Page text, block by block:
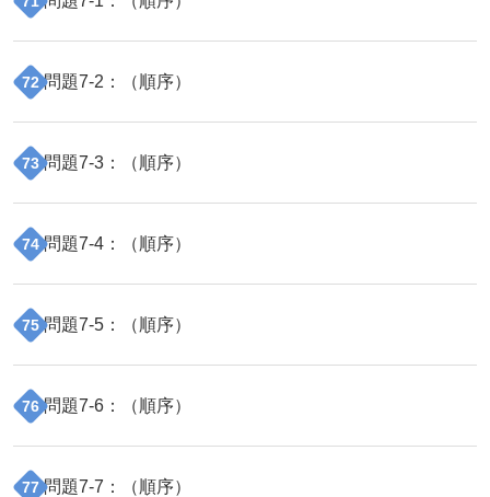
72 問題7-2 ：（順序）
73 問題7-3 ：（順序）
74 問題7-4 ：（順序）
75 問題7-5 ：（順序）
76 問題7-6 ：（順序）
77 問題7-7 ：（順序）